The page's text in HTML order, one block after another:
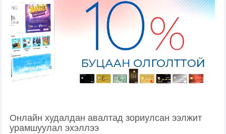
Онлайн худалдан авалтад зориулсан ээлжит
урамшуулал эхэллээ